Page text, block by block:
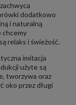
dodatkowo
i naturalną
chcemy
relaks i świeżość.
imitacja
użyte są
tworzywa oraz
oko przez długi